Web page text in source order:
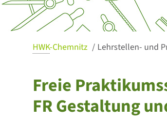
HWK-Chemnitz Lehrstellen- und
Freie
FR Gestaltung